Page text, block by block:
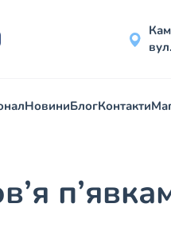
НовиниБлогКонтакти